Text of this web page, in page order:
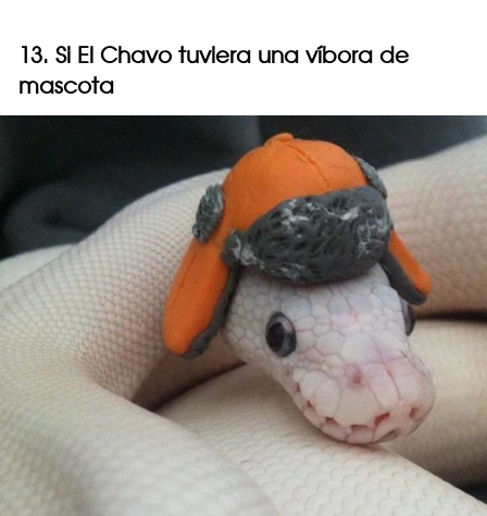
13. Si El Chavo tuviera una víbora de
mascota